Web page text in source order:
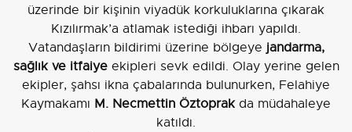
üzerinde bir kişinin viyadük korkuluklarına çıkarak
Kızılırmak’a atlamak istediği ihbarı yapıldı.
Vatandaşların bildirimi üzerine bölgeye jandarma,
sağlık ve itfaiyeekipleri sevk edildi. Olay yerine gelen
ekipler, şahsı ikna çabalarında bulunurken, Felahiye
Kaymakamı M. Necmettin Öztoprakda müdahaleye
katıldı.